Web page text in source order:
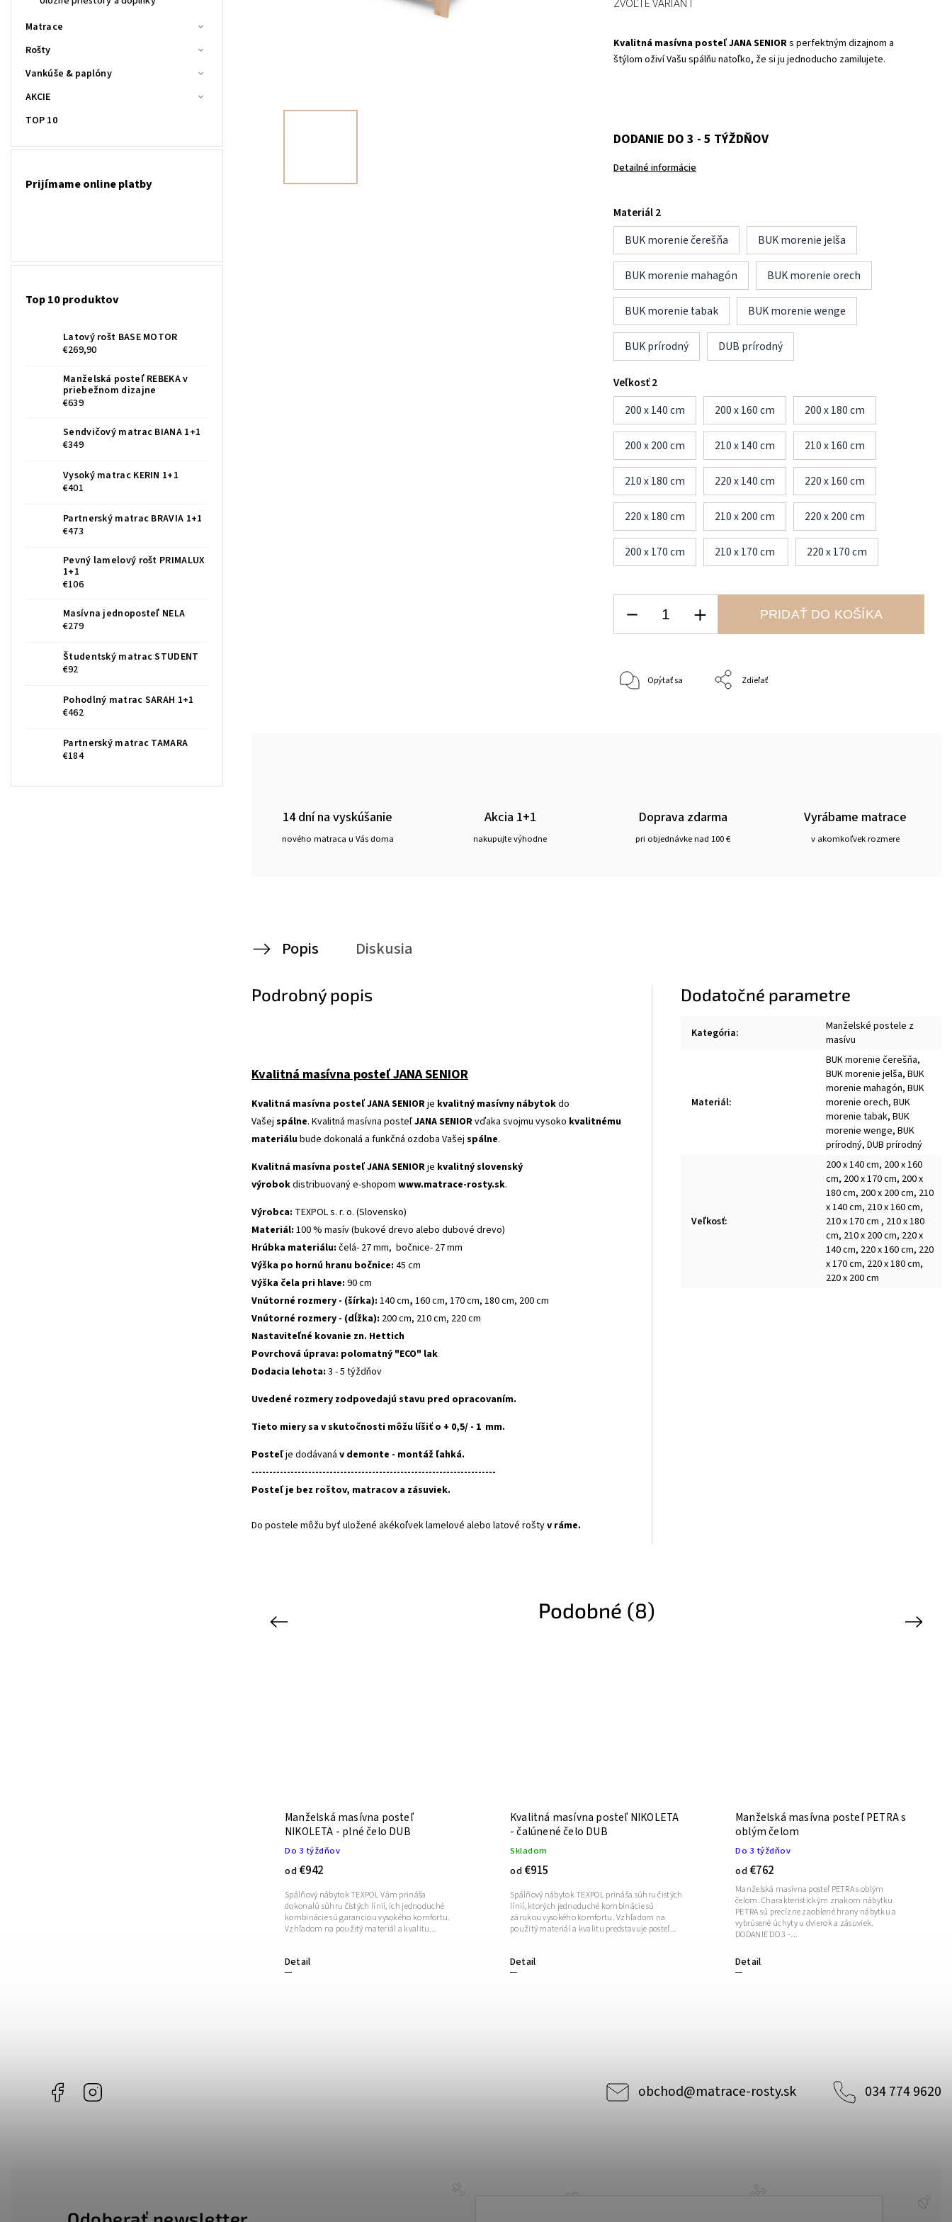
Matrace
Rošty
Vankúše & paplóny
AKCIE
TOP 10
Prijímame online platby
Top 10 produktov
Latový rošt BASE MOTOR
€269,90
Manželská posteľ REBEKA v
priebežnom dizajne
€639
Sendvičový matrac BIANA 1+1
€349
Vysoký matrac KERIN 1+1
€401
Partnerský matrac BRAVIA 1+1
€473
Pevný lamelový rošt PRIMALUX
1+1
€106
Masívna jednoposteľ NELA
€279
Študentský matrac STUDENT
€92
Pohodlný matrac SARAH 1+1
€462
Partnerský matrac TAMARA
€184
Kvalitná masívna posteľ JANA SENIORs perfektným dizajnom a
štýlom oživí Vašu spálňu natoľko, že si ju jednoducho zamilujete.
DODANIE DO 3 - 5 TÝŽDŇOV
Detailné informácie
Materiál 2
BUK morenie čerešňa
BUK morenie jelša
BUK morenie mahagón BUK morenie orech
BUK morenie tabak BUK morenie wenge
BUK prírodný DUB prírodný
Veľkosť 2
200 x 140 cm
200 x 160 cm 200 x 180 cm
200 x 200 cm 210 x 140 cm 210 x 160 cm
210 x 180 cm 220 x 140 cm 220 x 160 cm
220 x 180 cm 210 x 200 cm 220 x 200 cm
200 x 170 cm 210 x 170 cm 220 x 170 cm
ZVOĽTE VARIANT
PRIDAŤ DO KOŠÍKA
Opýtať sa Zdieľať
14 dní na vyskúšanie
nového matraca u Vás doma
Akcia 1+1
nakupujte výhodne
Doprava zdarma
pri objednávke nad 100 €
Vyrábame matrace
v akomkoľvek rozmere
Popis Diskusia
Podrobný popis
Kvalitná masívna posteľ JANA SENIOR
Kvalitná masívna posteľ JANA SENIORje kvalitný masívny nábytokdo
Vašej spálne. Kvalitná masívna posteľJANA SENIORvďaka svojmu vysoko kvalitnému
materiálubude dokonalá a funkčná ozdoba Vašej spálne.
Kvalitná masívna posteľ JANA SENIORje kvalitný slovenský
výrobokdistribuovaný e-shopom www.matrace-rosty.sk.
Výrobca: TEXPOLs. r. o. (Slovensko)
Materiál: 100% masív(bukové drevo alebo dubové drevo)
Hrúbka materiálu: čelá- 27 mm, bočnice- 27 mm
Výška po hornú hranu bočnice: 45 cm
Výška čela pri hlave: 90cm
Vnútorné rozmery - (šírka): 140 cm, 160 cm, 170 cm, 180 cm, 200 cm
Vnútorné rozmery - (dĺžka): 200 cm, 210 cm, 220 cm
Nastaviteľné kovanie zn. Hettich
Povrchová úprava: polomatný "ECO" lak
Dodacia lehota: 3 -5 týždňov
Uvedené rozmery zodpovedajú stavu pred opracovaním.
Tieto miery sa v skutočnosti môžu líšiť o + 0,5/ - 1 mm.
Posteľje dodávaná v demonte - montáž ľahká.
---------------------------------------------------------------------
Posteľje bez roštov, matracov a zásuviek.
Do postele môžu byť uložené akékoľveklamelové alebo latové roštyv ráme.
Dodatočné parametre
Kategória:
Manželské postele z
masívu
Materiál:
BUK morenie čerešňa,
BUK morenie jelša, BUK
morenie mahagón, BUK
morenie orech, BUK
morenie tabak, BUK
morenie wenge, BUK
prírodný, DUB prírodný
Veľkosť:
200 x 140 cm, 200 x 160
cm, 200 x 170 cm, 200 x
180 cm, 200 x 200 cm, 210
x 140 cm, 210 x 160 cm,
210 x 170 cm , 210 x 180
cm, 210 x 200 cm, 220 x
140 cm, 220 x 160 cm, 220
x 170 cm, 220 x 180 cm,
220 x 200 cm
Podobné (8)
Previous
Manželská masívna posteľ
NIKOLETA - plné čelo DUB
Do 3 týždňov
od €942
Detail
Spálňový nábytok TEXPOL Vám prináša
dokonalú súhru čistých línií, ich jednoduché
kombinácie sú garanciou vysokého komfortu.
Vzhľadom na použitý materiál a kvalitu...
Kvalitná masívna posteľ NIKOLETA
- čalúnené čelo DUB
Skladom
od €915
Detail
Spálňový nábytok TEXPOL prináša súhru čistých
línií, ktorých jednoduché kombinácie sú
zárukou vysokého komfortu. Vzhľadom na
použitý materiál a kvalitu predstavuje posteľ...
Manželská masívna posteľ PETRA s
oblým čelom
Do 3 týždňov
od €762
Detail
Manželská masívna posteľ PETRA s oblým
čelom. Charakteristickým znakom nábytku
PETRA sú precízne zaoblené hrany nábytku a
vybrúsené úchyty u dvierok a zásuviek.
DODANIE DO 3 -...
Next
Facebook obchod@matrace-rosty.sk 034 774 9620